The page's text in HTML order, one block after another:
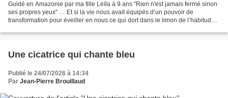
Guidé en Amazonie par ma fille Leïla à 9 ans "Rien n'est jamais fermé sinon
ses propres yeux" … Et si la vie nous avait équipés d’un pouvoir de
transformation pour éveiller en nous ce qui dort dans le limon de l’habitude ?
Une cicatrice qui chante bleu
Publié le 24/07/2026 à 14:34
Par Jean-Pierre Brouillaud